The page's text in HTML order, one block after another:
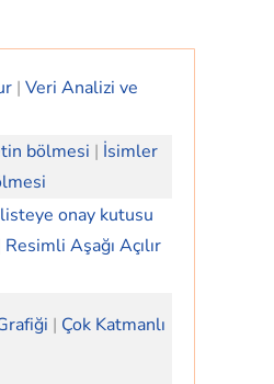
| Veri Analizi ve
bölmesi | İsimler
listeye onay kutusu
Resimli Aşağı Açılır
| Çok Katmanlı